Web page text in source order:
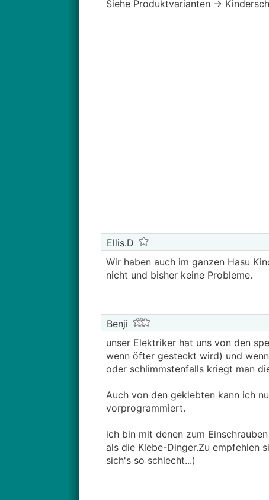
Siehe Produktvarianten ->
Ellis.D
Wir haben auch im ganzen Hasu
nicht und bisher keine Probleme.
Benji
unser Elektriker hat uns von den
wenn öfter gesteckt wird) und
oder schlimmstenfalls kriegt man
Auch von den geklebten kann ich
vorprogrammiert.
ich bin mit denen zum
als die Klebe-Dinger.Zu empfehlen
sich's so schlecht...)